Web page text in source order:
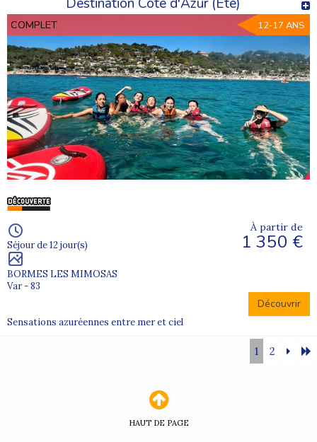
Destination Côte d'Azur (Eté)
COMPLET 12-17 ANS
Séjour de 12 jour(s)
BORMES LES MIMOSAS
Var - 83
À partir de
1 350 €
Découvrir
Sensations azuréennes entre mer et ciel
1 2
HAUT DE PAGE